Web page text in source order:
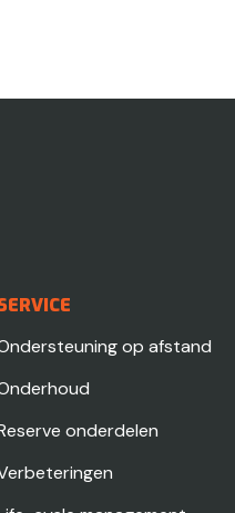
op afstand
onderdelen